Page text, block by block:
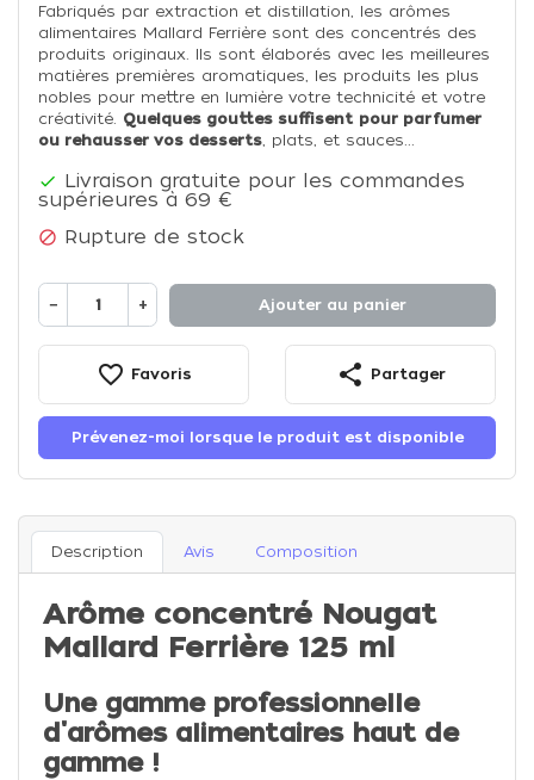
Fabriqués par extraction et distillation, les arômes
alimentaires Mallard Ferrière sont des concentrés des
produits originaux. Ils sont élaborés avec les meilleures
matières premières aromatiques, les produits les plus
nobles pour mettre en lumière votre technicité et votre
créativité. Quelques gouttes suffisent pour parfumer
ou rehausser vos desserts , plats, et sauces...
 Livraison gratuite pour les commandes
supérieures à 69 €
 Rupture de stock
− + Ajouter au panier
favorite_border Favoris share Partager
Prévenez-moi lorsque le produit est disponible
Description Avis Composition
Arôme concentré Nougat
Mallard Ferrière 125 ml
Une gamme professionnelle
d'arômes alimentaires haut de
gamme !